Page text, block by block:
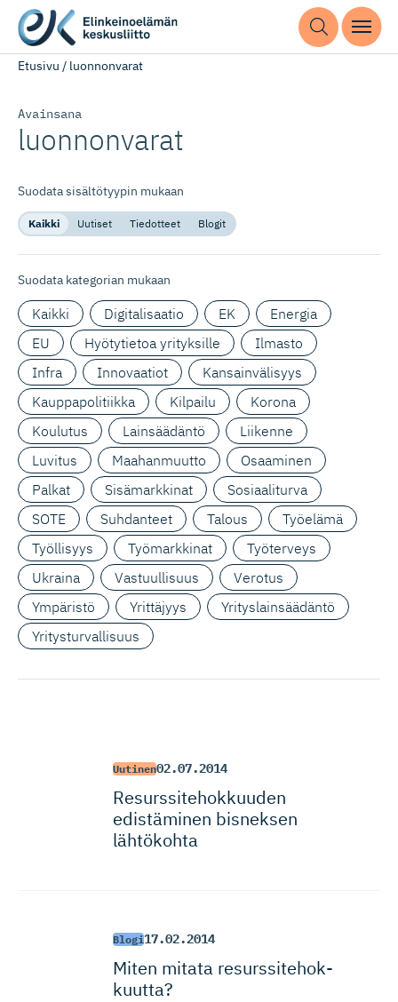
Etusivu / luonnonvarat
Avainsana
luonnonvarat
Suodata sisältötyypin mukaan
Kaikki Uutiset Tiedotteet Blogit
Suodata kategorian mukaan
Kaikki Digitalisaatio EK
Energia
EU
Hyötytietoa yrityksille
Ilmasto
Infra
Innovaatiot
Kansainvälisyys
Kauppapolitiikka
Kilpailu
Korona
Koulutus
Lainsäädäntö
Liikenne
Luvitus
Maahanmuutto
Osaaminen
Palkat
Sisämarkkinat
Sosiaaliturva
SOTE
Suhdanteet Talous
Työelämä
Työllisyys
Työmarkkinat
Työterveys
Ukraina
Vastuullisuus
Verotus
Ympäristö
Yrittäjyys
Yrityslainsäädäntö
Yritysturvallisuus
Uutinen02.07.2014
Resurssite­hok­kuuden
edistäminen bisneksen
lähtökohta
Blogi17.02.2014
Miten mitata resurssite­hok­
kuutta?